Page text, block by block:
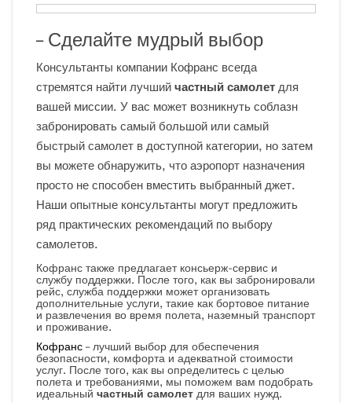
– Сделайте мудрый выбор
Консультанты компании Кофранс всегда
стремятся найти лучшийчастный самолетдля
вашей миссии. У вас может возникнуть соблазн
забронировать самый большой или самый
быстрый самолет в доступной категории, но затем
вы можете обнаружить, что аэропорт назначения
просто не способен вместить выбранный джет.
Наши опытные консультанты могут предложить
ряд практических рекомендаций по выбору
самолетов.
Кофранс также предлагает консьерж-сервис и
службу поддержки. После того, как вы забронировали
рейс, служба поддержки может организовать
дополнительные услуги, такие как бортовое питание
и развлечения во время полета, наземный транспорт
и проживание.
Кофранс– лучший выбор для обеспечения
безопасности, комфорта и адекватной стоимости
услуг. После того, как вы определитесь с целью
полета и требованиями, мы поможем вам подобрать
идеальный частный самолетдля ваших нужд.